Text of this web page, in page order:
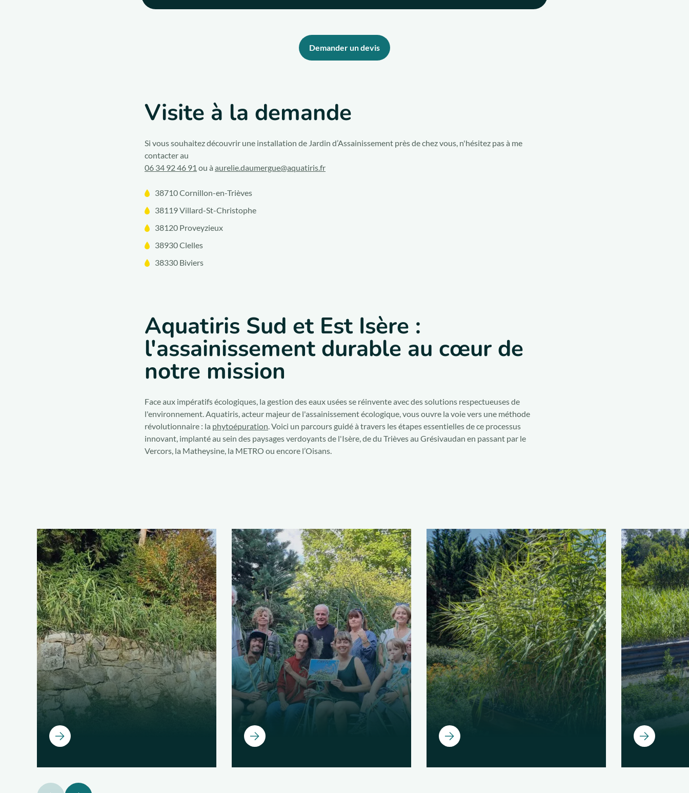
Demander un devis
Visite à la demande
Si vous souhaitez découvrir une installation de Jardin d’Assainissement près de chez vous, n'hésitez pas à me
contacter au
06 34 92 46 91 ou à aurelie.daumergue@aquatiris.fr
38710 Cornillon-en-Trièves
38119 Villard-St-Christophe
38120 Proveyzieux
38930 Clelles
38330 Biviers
Aquatiris Sud et Est Isère :
l'assainissement durable au cœur de
notre mission
Face aux impératifs écologiques, la gestion des eaux usées se réinvente avec des solutions respectueuses de
l'environnement. Aquatiris, acteur majeur de l'assainissement écologique, vous ouvre la voie vers une méthode
révolutionnaire : la phytoépuration. Voici un parcours guidé à travers les étapes essentielles de ce processus
innovant, implanté au sein des paysages verdoyants de l'Isère, de du Trièves au Grésivaudan en passant par le
Vercors, la Matheysine, la METRO ou encore l’Oisans.